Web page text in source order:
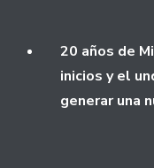
20 años de
inicios y el
generar una